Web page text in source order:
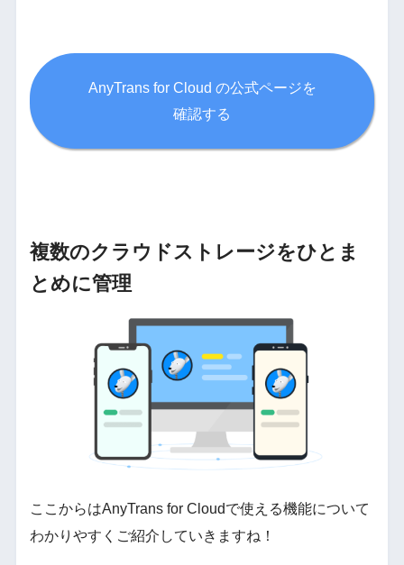
AnyTrans for Cloud の公式ページを
確認する
複数のクラウドストレージをひとま
とめに管理
ここからはAnyTrans for Cloudで使える機能について
わかりやすくご紹介していきますね！